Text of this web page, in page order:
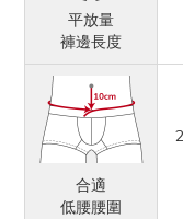
平放量
褲邊長度
合適
低腰腰圍